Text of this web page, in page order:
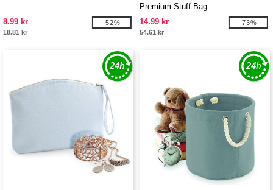
8.99 kr
18.81 kr
-52%
Premium Stuff Bag
14.99 kr
54.61 kr
-73%